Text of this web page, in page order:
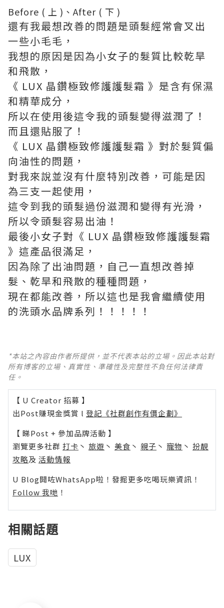
Before ( 上 )、After ( 下 )
還有我最想改善的問題是頭髮經常會叉出
一些小毛毛，
我想的原因是因為小女子的髮質比較乾旱
和飛散，
《 LUX 晶鑽極致修護護髮霜 》是含有保濕
和精華成分，
所以在使用後這令我的頭髮變得滋潤了！
而且還貼服了！
《 LUX 晶鑽極致修護護髮霜 》對於髮質偏
向油性的問題，
對我來說並沒有什麼特別改善，可能是因
為三支一起使用，
這令到我的頭髮過份滋潤和變得有光滑，
所以令頭髮容易出油！
最後小女子對《 LUX 晶鑽極致修護護髮霜
》這產品很滿足，
因為除了出油問題，自己一直想改善掉
髮、乾旱和飛散的種種問題，
現在都能改善，所以這也是我會繼續使用
的洗頭水品牌系列！！！！！
*本站之內容由作者所提供，並不代表本站的立場。因此本站對
所有博客的立場、真實性、準確性及完整性不負任何法律責
任。
【 U Creator 招募 】
出Post賺現金獎賞 l 登記《社群創作有價企劃》
【 睇Post + 參加品牌活動 】
瀏覽更多社群 打卡 丶 旅遊 丶 美食 丶 親子 丶 寵物 丶 扮靚
攻略及 活動情報
U Blog開咗WhatsApp啦！發掘更多吃喝玩樂資訊！
Follow 我哋 ！
相關話題
LUX